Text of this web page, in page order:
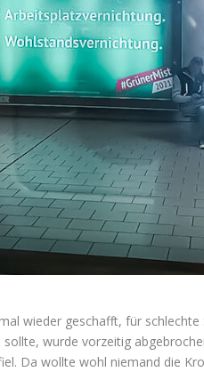
wieder geschafft, für
wurde vorzeitig
Da wollte wohl niemand die